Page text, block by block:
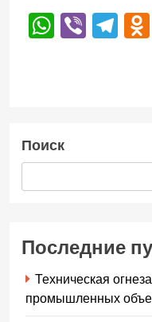
Viber
Поиск
Последние
Техническая
промышленных